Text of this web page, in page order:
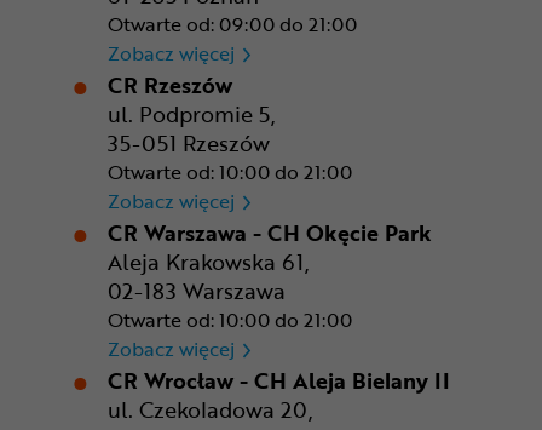
Otwarte od: 09:00 do 21:00
Zobacz więcej CR Poznań - M1 Poznań
CR Rzeszów
ul. Podpromie 5,
35-051 Rzeszów
Otwarte od: 10:00 do 21:00
Zobacz więcej CR Rzeszów
CR Warszawa - CH Okęcie Park
Aleja Krakowska 61,
02-183 Warszawa
Otwarte od: 10:00 do 21:00
Zobacz więcej CR Warszawa - CH Okęcie
CR Wrocław - CH Aleja Bielany II
ul. Czekoladowa 20,